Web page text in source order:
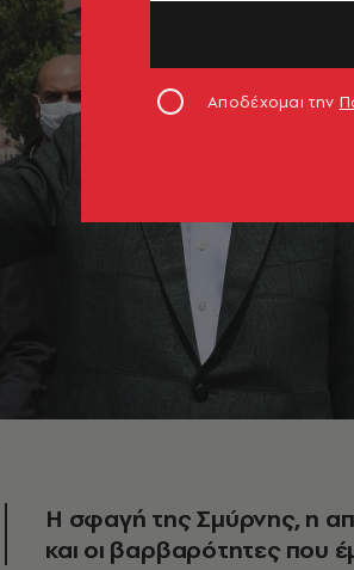
Η σφαγή της Σμύρνης, η
και οι βαρβαρότητες που
Αποδέχομαι την